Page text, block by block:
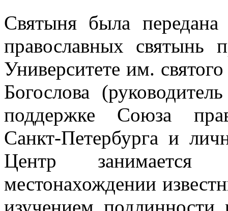
Святыня была
православных святынь
Университете им.
Богослова
поддержке Союза
Санкт-Петербурга и
Центр
местонахождении
изучением подлинности